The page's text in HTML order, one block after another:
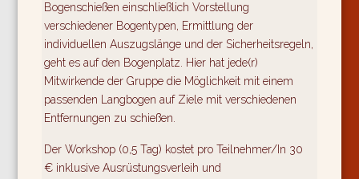
Bogenschießen einschließlich Vorstellung
verschiedener Bogentypen, Ermittlung der
individuellen Auszugslänge und der Sicherheitsregeln,
geht es auf den Bogenplatz. Hier hat jede(r)
Mitwirkende der Gruppe die Möglichkeit mit einem
passenden Langbogen auf Ziele mit verschiedenen
Entfernungen zu schießen.
Der Workshop (0,5 Tag) kostet pro Teilnehmer/In 30
€ inklusive Ausrüstungsverleih und